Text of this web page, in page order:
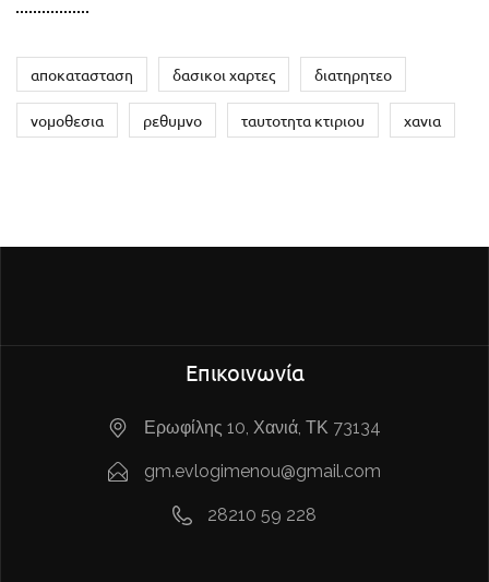
αποκατασταση δασικοι χαρτες διατηρητεο
νομοθεσια ρεθυμνο ταυτοτητα κτιριου χανια
Επικοινωνία
Ερωφίλης 10, Χανιά, ΤΚ 73134
gm.evlogimenou@gmail.com
28210 59 228